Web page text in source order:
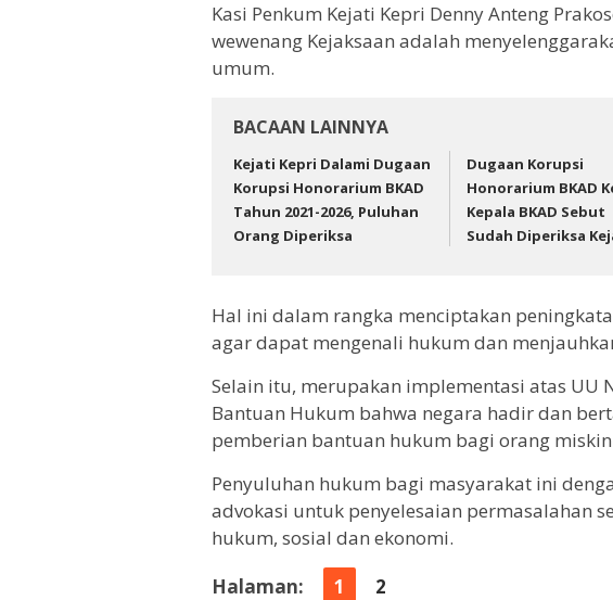
Kasi Penkum Kejati Kepri Denny Anteng
wewenang Kejaksaan adalah
umum.
BACAAN LAINNYA
Kejati Kepri Dalami Dugaan
Korupsi Honorarium BKAD
Tahun 2021-2026, Puluhan
Orang Diperiksa
Dugaan Korupsi
Honorarium BKAD
Kepala BKAD Sebut
Sudah Diperiksa
Hal ini dalam rangka menciptakan
agar dapat mengenali hukum dan
Selain itu, merupakan implementasi atas UU
Bantuan Hukum bahwa negara hadir dan
pemberian bantuan hukum bagi orang
Penyuluhan hukum bagi masyarakat ini
advokasi untuk penyelesaian permasalahan
hukum, sosial dan ekonomi.
Halaman:
1 2